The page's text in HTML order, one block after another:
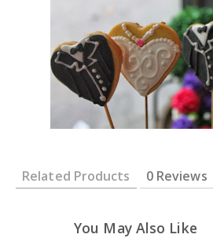
Related Products 0 Reviews
You May Also Like